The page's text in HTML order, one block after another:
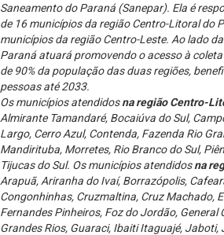
Saneamento do Paraná (Sanepar). Ela é
de 16 municípios da região Centro-Litoral do
municípios da região Centro-Leste. Ao lado da
Paraná atuará promovendo o acesso à
de 90% da população das duas regiões,
pessoas até 2033.
Os municípios atendidosna região Centro-
Almirante Tamandaré, Bocaiúva do Sul,
Largo, Cerro Azul, Contenda, Fazenda Rio
Mandirituba, Morretes, Rio Branco do Sul,
Tijucas do Sul. Os municípios atendidosna
Arapuã, Ariranha do Ivaí, Borrazópolis,
Congonhinhas, Cruzmaltina, Cruz Machado,
Fernandes Pinheiros, Foz do Jordão, General
Grandes Rios, Guaraci, Ibaiti Itaguajé, Jaboti,